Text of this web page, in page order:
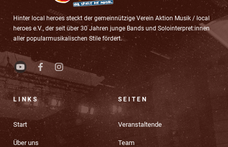
Hinter local heroes steckt der gemeinnützige Verein Aktion Musik / local
heroes e.V., der seit über 30 Jahren junge Bands und Solointerpret:innen
aller popularmusikalischen Stile fördert.
LINKS
Start
Über uns
SEITEN
Veranstaltende
Team